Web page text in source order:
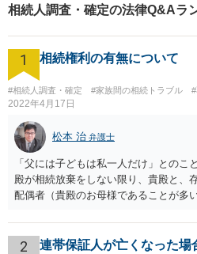
相続人調査・確定の法律Q&Aラ
1 相続権利の有無について
#相続人調査・確定 #家族間の相続トラブル
2022年4月17日
松本 治 弁護士
「父には子どもは私一人だけ」とのこ
殿が相続放棄をしない限り、貴殿と、
配偶者（貴殿のお母様であることが多
2 連帯保証人が亡くなった場